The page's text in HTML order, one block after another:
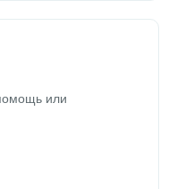
или